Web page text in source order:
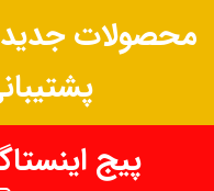
محصولات
پیج